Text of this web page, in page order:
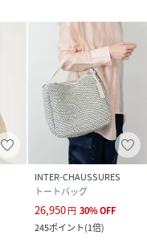
ズFREE
けるよう徹底してお
ー設定、お部屋の照明
て見える場合がござ
品と仕様、加工が若干
ださいませ。
INTER-CHAUSSURES
トートバッグ
26,950円 30%OFF
245ポイント(1倍)